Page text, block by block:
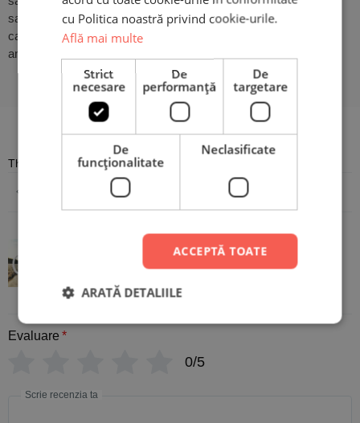
sau să scrii numele ori mesajul dorit, în cazul în care nu dorești
ca design-ul să fie pe
ambele părți ale cănii. Atât de simplu!
Recenzii
There are no reviews yet
Adaugă o recenzie
Cană Personalizată - Bărbații
adevărați conduc Alfa Romeo
Evaluare *
0/5
Scrie recenzia ta
cu Politica noastră privind cookie-urile.
Află mai multe
Strict
necesare
De
performanță
De
targetare
De
funcţionalitate
Neclasificate
ACCEPTĂ TOATE
ARATĂ DETALIILE